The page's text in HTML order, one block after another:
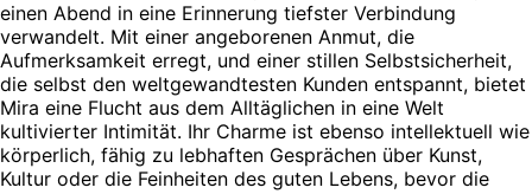
einen Abend in eine Erinnerung tiefster Verbindung
verwandelt. Mit einer angeborenen Anmut, die
Aufmerksamkeit erregt, und einer stillen Selbstsicherheit,
die selbst den weltgewandtesten Kunden entspannt, bietet
Mira eine Flucht aus dem Alltäglichen in eine Welt
kultivierter Intimität. Ihr Charme ist ebenso intellektuell wie
körperlich, fähig zu lebhaften Gesprächen über Kunst,
Kultur oder die Feinheiten des guten Lebens, bevor die